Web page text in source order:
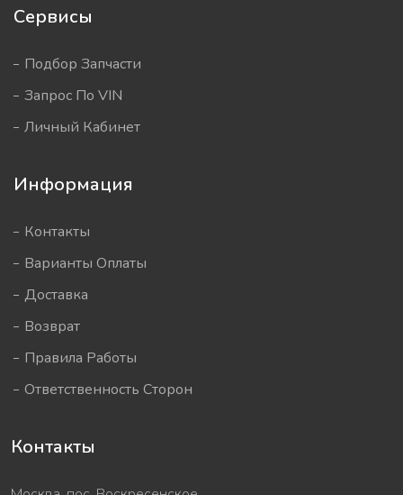
Сервисы
Подбор Запчасти
Запрос По VIN
Личный Кабинет
Информация
Контакты
Варианты Оплаты
Доставка
Возврат
Правила Работы
Ответственность Сторон
Контакты